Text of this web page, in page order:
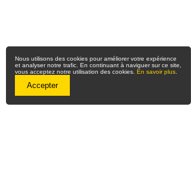
Nous utilisons des cookies pour améliorer votre expérience
et analyser notre trafic. En continuant à naviguer sur ce site,
vous acceptez notre utilisation des cookies. En savoir plus
Accepter